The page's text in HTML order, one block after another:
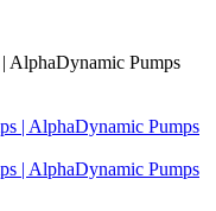
AlphaDynamic Pumps